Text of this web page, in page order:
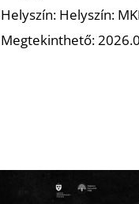
Helyszín: Helyszín:
Megtekinthető: